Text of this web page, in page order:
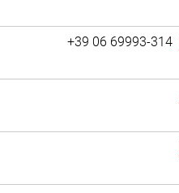
+39 06 69993-314